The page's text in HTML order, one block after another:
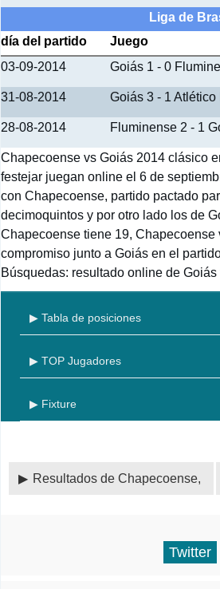
Liga de
día del partido
Juego
03-09-2014
Goiás 1 - 0
31-08-2014 Goiás 3 - 1
28-08-2014 Fluminense 2 - 1
Chapecoense vs Goiás 2014 clásico
festejar juegan online el 6 de
con Chapecoense, partido pactado
decimoquintos y por otro lado los de
Chapecoense tiene 19,
compromiso junto a Goiás en el
Búsquedas: resultado online de
▶ Tabla de posiciones
▶ TOP Jugadores
▶ Fixture
Resultados de Chapecoense,
Twitter